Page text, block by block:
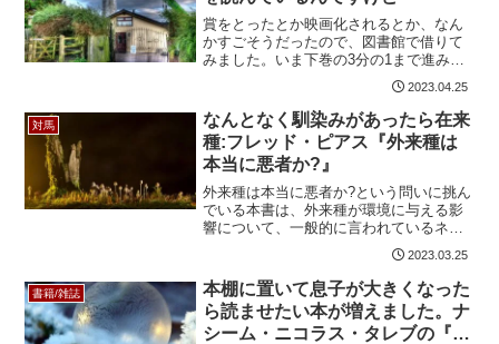
賞をとったとか映画化されるとか、なん
かすごそうだったので、図書館で借りて
みました。いま下巻の3分の1まで進みま
した。今のところ退屈です。途中でやめ
ようかと返却するために家から持ち出し
ましたが、アマゾンのレビューをあらた
めて見てみると、どれも...
2023.04.25
対馬
なんとなく馴染みがあったら在来
種:フレッド・ピアス『外来種は
本当に悪者か?』
外来種は本当に悪者か?という問いに挑ん
でいる本書は、外来種が環境に与える影
響について、一般的に言われているネガ
ティブな側面だけでなく、ポジティブな
側面も紹介しています。著者は、外来種
が在来種の生態系を破壊するという考え
方は古く、現代の変化す...
2023.03.25
書籍/雑誌
本棚に置いて息子が大きくなった
ら読ませたい本が増えました。ナ
シーム・ニコラス・タレブの『反